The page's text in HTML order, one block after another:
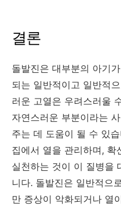
결론
돌발진은 대부분의 아기가
되는 일반적이고 일반적
러운 고열은 우려스러울
자연스러운 부분이라는
주는 데 도움이 될 수 있
집에서 열을 관리하며, 확
실천하는 것이 이 질병을
니다. 돌발진은 일반적으로
만 증상이 악화되거나 열